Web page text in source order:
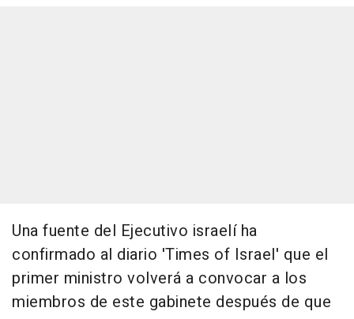
Una fuente del Ejecutivo israelí ha
confirmado al diario 'Times of Israel' que el
primer ministro volverá a convocar a los
miembros de este gabinete después de que